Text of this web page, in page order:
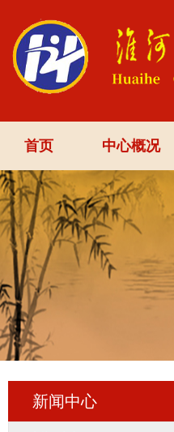
首页 中心概况
新闻中心